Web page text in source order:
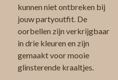
kunnen niet ontbreken bij
jouw partyoutfit. De
oorbellen zijn verkrijgbaar
in drie kleuren en zijn
gemaakt voor mooie
glinsterende kraaltjes.